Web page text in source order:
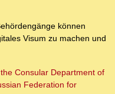
können
Visum zu machen und
Consular Department of
Federation for